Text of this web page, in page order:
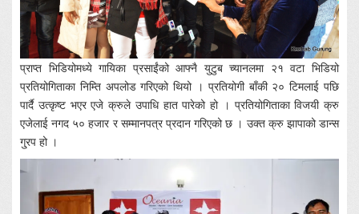
प्राप्त भिडियोमध्ये गायिका प्रसाईंको आफ्नै युटुब च्यानलमा २१ वटा भिडियो
प्रतियोगिताका निम्ति अपलोड गरिएको थियो । प्रतियोगी बाँकी २० टिमलाई पछि
पार्दै उत्कृष्ट भएर एजे क्रुले उपाधि हात पारेको हो । प्रतियोगिताका विजयी क्रु
एजेलाई नगद ५० हजार र सम्मानपत्र प्रदान गरिएको छ । उक्त क्रु झापाको डान्स
गु्रप हो ।